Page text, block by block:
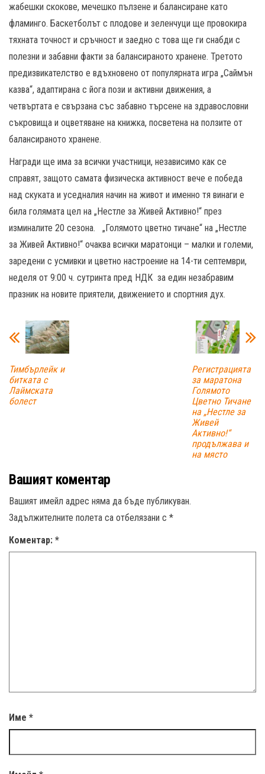
жабешки скокове, мечешко пълзене и балансиране като
фламинго. Баскетболът с плодове и зеленчуци ще провокира
тяхната точност и сръчност и заедно с това ще ги снабди с
полезни и забавни факти за балансираното хранене. Третото
предизвикателство е вдъхновено от популярната игра „Саймън
казва“, адаптирана с йога пози и активни движения, а
четвъртата е свързана със забавно търсене на здравословни
съкровища и оцветяване на книжка, посветена на ползите от
балансираното хранене.
Награди ще има за всички участници, независимо как се
справят, защото самата физическа активност вече е победа
над скуката и уседналия начин на живот и именно тя винаги е
била голямата цел на „Нестле за Живей Активно!“ през
изминалите 20 сезона. „Голямото цветно тичане“ на „Нестле
за Живей Активно!“ очаква всички маратонци – малки и големи,
заредени с усмивки и цветно настроение на 14-ти септември,
неделя от 9:00 ч. сутринта пред НДК за един незабравим
празник на новите приятели, движението и спортния дух.
Тимбърлейк и
битката с
Лаймската
болест
Регистрацията
за маратона
Голямото
Цветно Тичане
на „Нестле за
Живей
Aктивно!“
продължава и
на място
Вашият коментар
Вашият имейл адрес няма да бъде публикуван.
Задължителните полета са отбелязани с *
Коментар: *
Име *